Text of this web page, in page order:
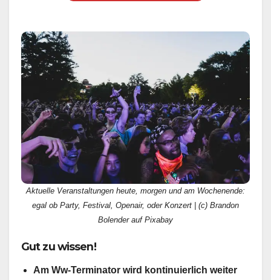
Aktuelle Veranstaltungen heute, morgen und am Wochenende:
egal ob Party, Festival, Openair, oder Konzert | (c) Brandon
Bolender auf Pixabay
Gut zu wissen!
Am Ww-Terminator wird kontinuierlich weiter